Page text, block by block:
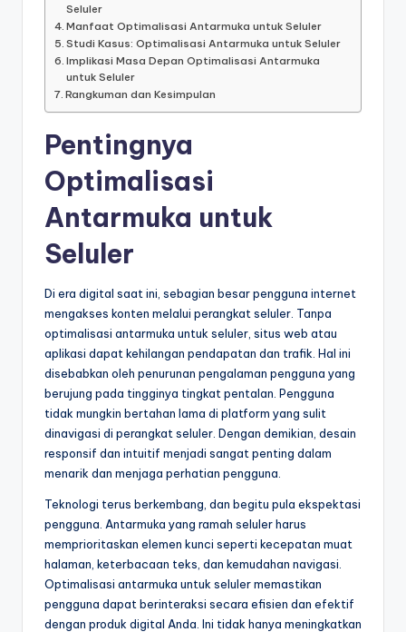
Seluler
Manfaat Optimalisasi Antarmuka untuk Seluler
Studi Kasus: Optimalisasi Antarmuka untuk Seluler
Implikasi Masa Depan Optimalisasi Antarmuka
untuk Seluler
Rangkuman dan Kesimpulan
Pentingnya
Optimalisasi
Antarmuka untuk
Seluler
Di era digital saat ini, sebagian besar pengguna internet
mengakses konten melalui perangkat seluler. Tanpa
optimalisasi antarmuka untuk seluler, situs web atau
aplikasi dapat kehilangan pendapatan dan trafik. Hal ini
disebabkan oleh penurunan pengalaman pengguna yang
berujung pada tingginya tingkat pentalan. Pengguna
tidak mungkin bertahan lama di platform yang sulit
dinavigasi di perangkat seluler. Dengan demikian, desain
responsif dan intuitif menjadi sangat penting dalam
menarik dan menjaga perhatian pengguna.
Teknologi terus berkembang, dan begitu pula ekspektasi
pengguna. Antarmuka yang ramah seluler harus
memprioritaskan elemen kunci seperti kecepatan muat
halaman, keterbacaan teks, dan kemudahan navigasi.
Optimalisasi antarmuka untuk seluler memastikan
pengguna dapat berinteraksi secara efisien dan efektif
dengan produk digital Anda. Ini tidak hanya meningkatkan